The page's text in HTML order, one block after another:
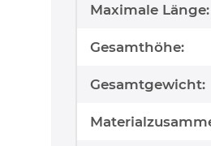
Maximale Länge:
Gesamthöhe:
Gesamtgewicht: